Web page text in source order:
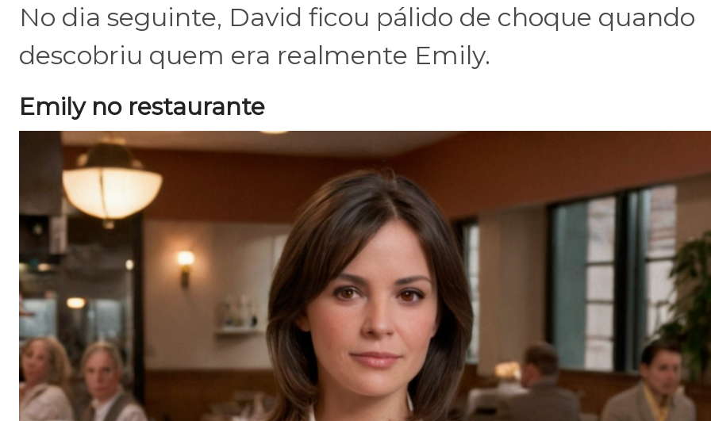
No dia seguinte, David ficou pálido de choque quando
descobriu quem era realmente Emily.
Emily no restaurante